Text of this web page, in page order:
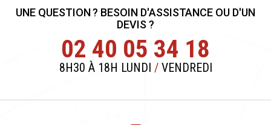
UNE QUESTION ? BESOIN D'ASSISTANCE OU D'UN
DEVIS ?
02 40 05 34 18
8H30 À 18H LUNDI /VENDREDI